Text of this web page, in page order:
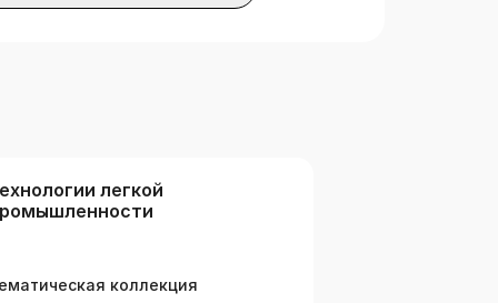
легкой
коллекция